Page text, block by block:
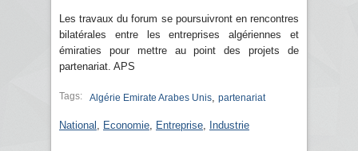
Les travaux du forum se poursuivront en rencontres
bilatérales entre les entreprises algériennes et
émiraties pour mettre au point des projets de
partenariat. APS
Tags: Algérie Emirate Arabes Unis partenariat
National Economie Entreprise Industrie